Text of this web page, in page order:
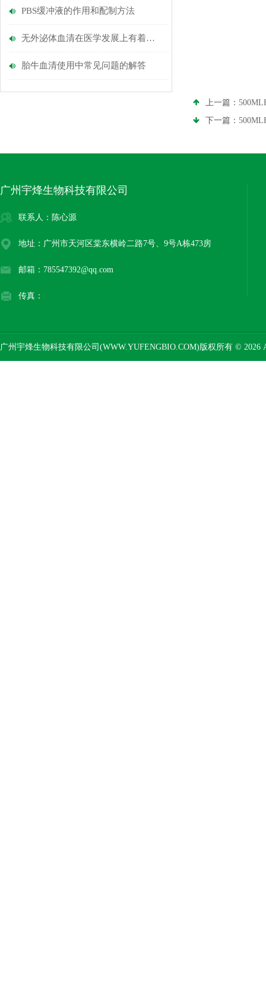
PBS缓冲液的作用和配制方法
无外泌体血清在医学发展上有着光明的前景
胎牛血清使用中常见问题的解答
上一篇：
下一篇：
广州宇烽生物科技有限公司
联系人：陈心源
地址：广州市天河区棠东横岭二路7号、9号A栋473房
邮箱：785547392@qq.com
传真：
广州宇烽生物科技有限公司(WWW.YUFENGBIO.COM)版权所有 © 2026